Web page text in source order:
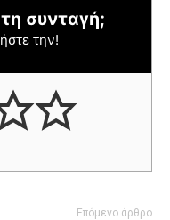
συνταγή;
την!
Επόμενο άρθρο